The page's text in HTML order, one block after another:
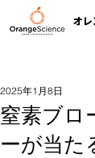
窒素ブロ
ーが当た
2025年1月8日